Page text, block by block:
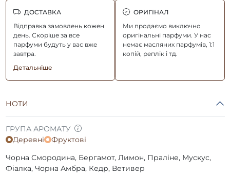
НОТИ
ГРУПА АРОМАТУ
Деревні
Фруктові
Чорна Смородина, Бергамот, Лимон, Праліне, Мускус,
Фіалка, Чорна Амбра, Кедр, Ветивер
ДОСТАВКА
Відправка замовлень кожен
день. Скоріше за все
парфуми будуть у вас вже
завтра.
Детальніше
ОРИГІНАЛ
Ми продаємо виключно
оригінальні парфуми. У нас
немає масляних парфумів, 1:1
копій, реплік і тд.